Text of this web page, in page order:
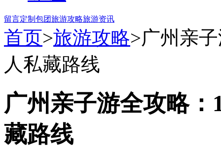
留言定制包团旅游攻略旅游资讯
首页>旅游攻略>广州亲
人私藏路线
广州亲子游全攻略
藏路线